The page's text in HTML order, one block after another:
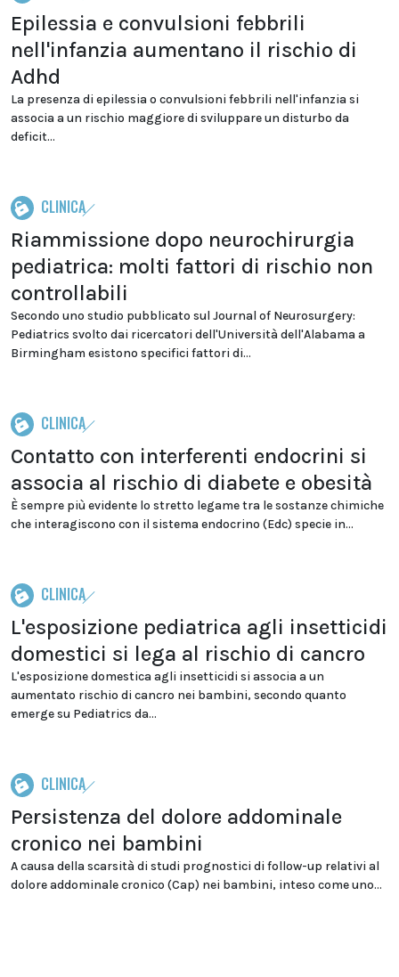
Epilessia e convulsioni febbrili
nell'infanzia aumentano il rischio di
Adhd
La presenza di epilessia o convulsioni febbrili nell'infanzia si
associa a un rischio maggiore di sviluppare un disturbo da
deficit...
CLINICA
Riammissione dopo neurochirurgia
pediatrica: molti fattori di rischio non
controllabili
Secondo uno studio pubblicato sul Journal of Neurosurgery:
Pediatrics svolto dai ricercatori dell'Università dell'Alabama a
Birmingham esistono specifici fattori di...
CLINICA
Contatto con interferenti endocrini si
associa al rischio di diabete e obesità
È sempre più evidente lo stretto legame tra le sostanze chimiche
che interagiscono con il sistema endocrino (Edc) specie in...
CLINICA
L'esposizione pediatrica agli insetticidi
domestici si lega al rischio di cancro
L'esposizione domestica agli insetticidi si associa a un
aumentato rischio di cancro nei bambini, secondo quanto
emerge su Pediatrics da...
CLINICA
Persistenza del dolore addominale
cronico nei bambini
A causa della scarsità di studi prognostici di follow-up relativi al
dolore addominale cronico (Cap) nei bambini, inteso come uno...